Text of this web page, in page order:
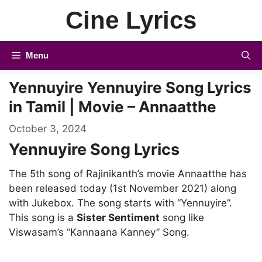
Cine Lyrics
Menu
Yennuyire Yennuyire Song Lyrics
in Tamil | Movie – Annaatthe
October 3, 2024
Yennuyire Song Lyrics
The 5th song of Rajinikanth’s movie Annaatthe has
been released today (1st November 2021) along
with Jukebox. The song starts with “Yennuyire”.
This song is a Sister Sentiment song like
Viswasam’s “Kannaana Kanney” Song.